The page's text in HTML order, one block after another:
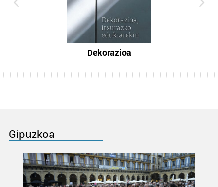
Dekorazioa
Gipuzkoa